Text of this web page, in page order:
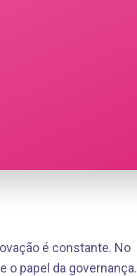
é constante. No
o papel da governança.